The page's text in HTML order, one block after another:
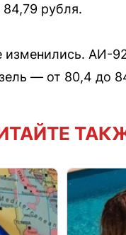
рубля.
АИ-
— от 80,4 до